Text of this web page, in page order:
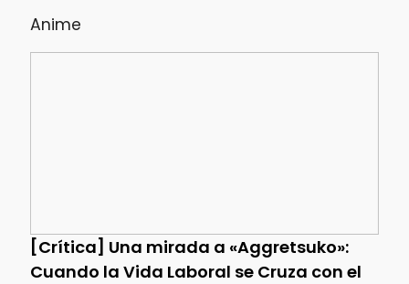
Anime
[Crítica] Una mirada a «Aggretsuko»:
Cuando la Vida Laboral se Cruza con el